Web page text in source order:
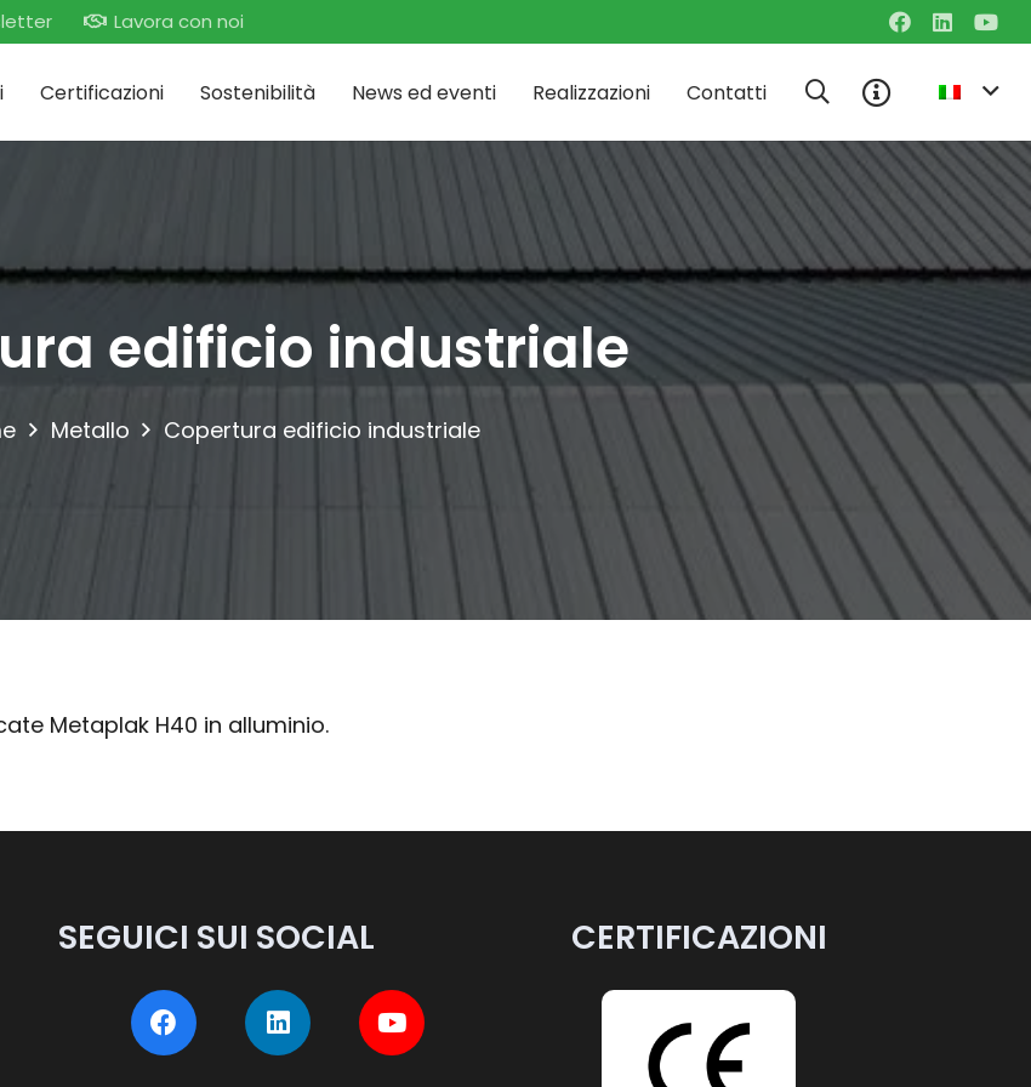
Lavora con noi
Certificazioni Sostenibilità News ed eventi Realizzazioni Contatti
edificio industriale
Metallo Copertura edificio industriale
Metaplak H40 in alluminio.
SEGUICI SUI SOCIAL CERTIFICAZIONI